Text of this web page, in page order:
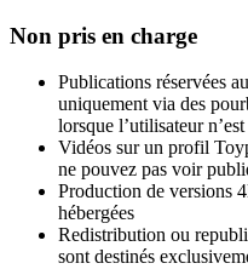
Non pris en charge
Publications réservées
uniquement via des
lorsque l’utilisateur
Vidéos sur un profil
ne pouvez pas voir
Production de versions
hébergées
Redistribution ou
sont destinés